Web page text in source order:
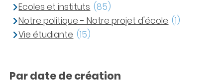
Ecoles et instituts (85)
Notre politique - Notre projet d'école (1)
Vie étudiante (15)
Par date de création